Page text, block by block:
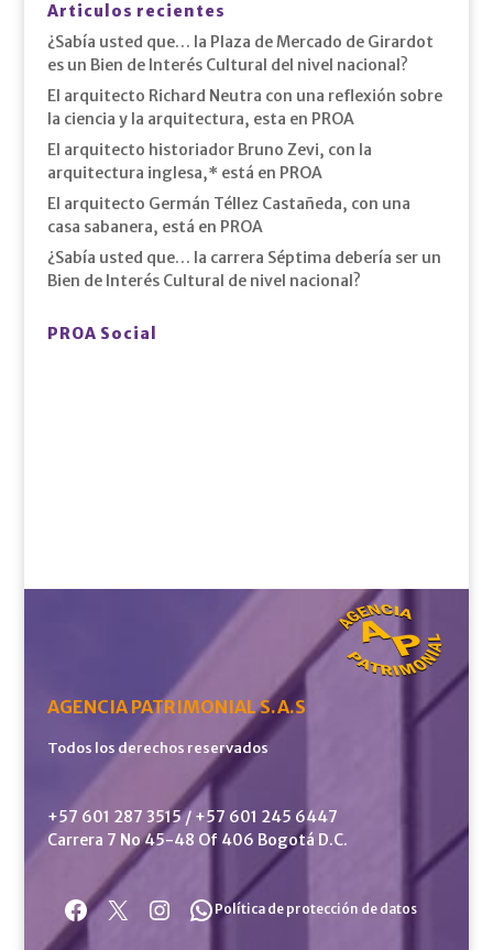
Articulos recientes
¿Sabía usted que… la Plaza de Mercado de Girardot
es un Bien de Interés Cultural del nivel nacional?
El arquitecto Richard Neutra con una reflexión sobre
la ciencia y la arquitectura, esta en PROA
El arquitecto historiador Bruno Zevi, con la
arquitectura inglesa,* está en PROA
El arquitecto Germán Téllez Castañeda, con una
casa sabanera, está en PROA
¿Sabía usted que… la carrera Séptima debería ser un
Bien de Interés Cultural de nivel nacional?
PROA Social
AGENCIA PATRIMONIAL S.A.S
Todos los derechos reservados
+57 601 287 3515 / +57 601 245 6447
Carrera 7 No 45-48 Of 406 Bogotá D.C.
Facebook
X Instagram
WhatsApp
Política de protección de datos